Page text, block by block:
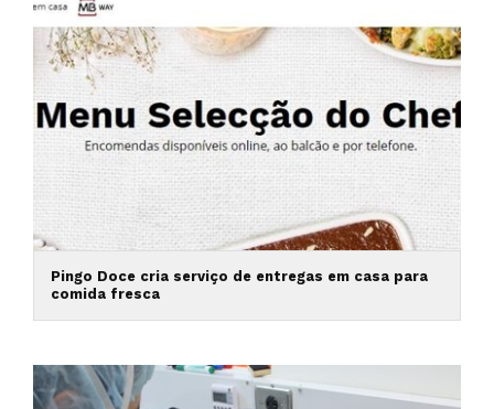
Pingo Doce cria serviço de entregas em casa para
comida fresca